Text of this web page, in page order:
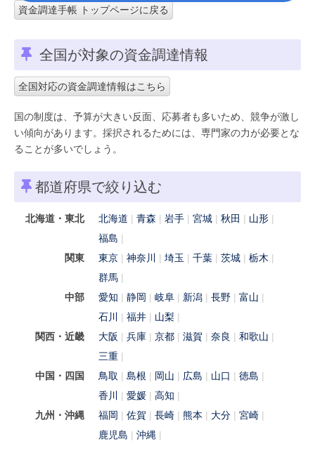
資金調達手帳 トップページに戻る
全国が対象の資金調達情報
全国対応の資金調達情報はこちら
国の制度は、予算が大きい反面、応募者も多いため、競争が激し
い傾向があります。採択されるためには、専門家の力が必要とな
ることが多いでしょう。
都道府県で絞り込む
北海道・東北 北海道 青森 岩手 宮城 秋田
山形
福島
関東
東京 神奈川 埼玉 千葉 茨城
栃木
群馬
中部
愛知 静岡 岐阜 新潟 長野
富山
石川
福井
山梨
関西・近畿
大阪 兵庫 京都 滋賀 奈良
和歌山
三重
中国・四国
鳥取 島根 岡山 広島 山口
徳島
香川
愛媛
高知
九州・沖縄
福岡 佐賀 長崎 熊本 大分
宮崎
鹿児島
沖縄